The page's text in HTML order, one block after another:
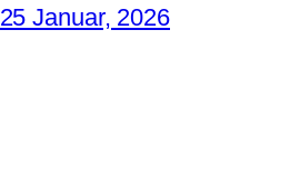
25 Januar, 2026